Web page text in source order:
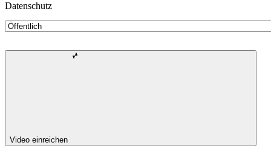
Datenschutz
Video einreichen